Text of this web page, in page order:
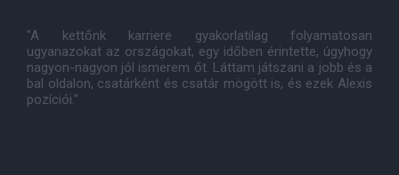
"A kettőnk karriere gyakorlatilag folyamatosan
ugyanazokat az országokat, egy időben érintette, úgyhogy
nagyon-nagyon jól ismerem őt. Láttam játszani a jobb és a
bal oldalon, csatárként és csatár mögött is, és ezek Alexis
pozíciói."